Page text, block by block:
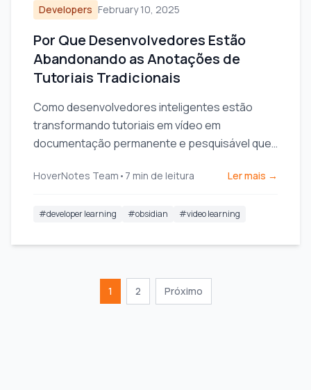
Developers February 10, 2025
Por Que Desenvolvedores Estão
Abandonando as Anotações de
Tutoriais Tradicionais
Como desenvolvedores inteligentes estão
transformando tutoriais em vídeo em
documentação permanente e pesquisável que
HoverNotes Team • 7 min de leitura Ler mais →
#developer learning #obsidian #video learning
1 2 Próximo